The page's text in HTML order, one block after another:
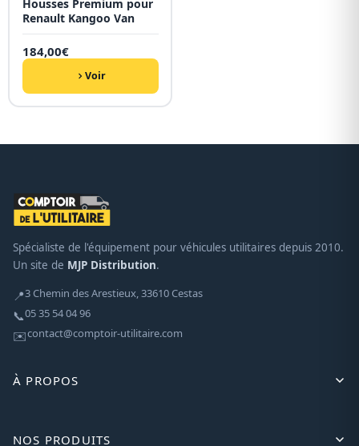
Housses Premium pour
Renault Kangoo Van
184,00€
Voir
Spécialiste de l'équipement pour véhicules utilitaires depuis 2010.
Un site de MJP Distribution.
📍3 Chemin des Arestieux, 33610 Cestas
📞05 35 54 04 96
✉️contact@comptoir-utilitaire.com
À PROPOS
NOS PRODUITS